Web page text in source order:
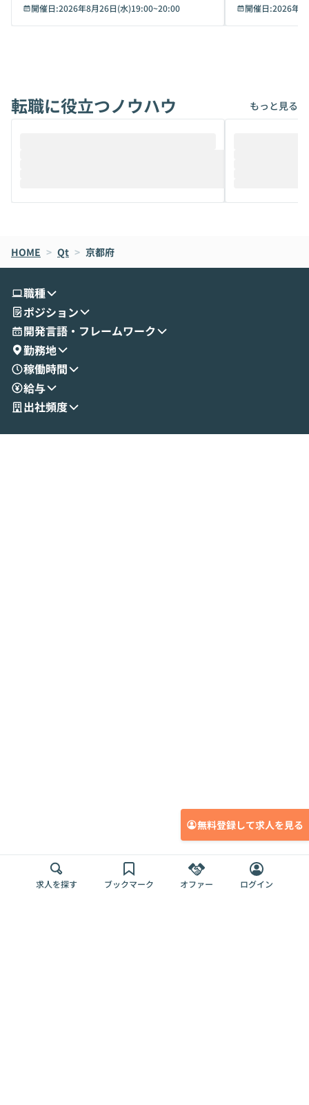
キュリティ面の懸念や権限管理のハードル
から、気軽に使えないケースも多いのでは
けでなく、想像以上の範囲まで自動化でき
ることは、まだあまり知られていません。
メルカリでの判断基準をもとに「なぜClau
oworkの基本的な機能をご紹介いただきま
す。 続く公開デモでは、実際にCoworkを
せいただきます。数分でワークフローが完
成する手軽さや、Gmail等の外部サービス
とセキュアに連携できるポイントなど、実
演を通じて具体的なイメージをお届けしま
す。 後半のディスカッションでは、セキュ
リティの考え方や社内導入の進め方など、
現場目線でさらに深掘りしていきます。
「自分の業務をAIで自動化してみたいけ
いう方にこそ参加いただきたいイベントで
開催日:2026年8月26日(水)19:00~20:00
いいのか」を自
か？ 「なんとなく誰かが良いと言っていた
は、評判では
ているAIを選ぶこ
それぞれの本当
ント構築の最前
開催日:2026年8
転職に役立つノウハウ もっと見る
HOME > Qt > 京都府
職種
ポジション
開発言語・フレームワーク
勤務地
稼働時間
給与
出社頻度
無料登録して求人を見る
求人を探す ブックマーク オファー ログイン